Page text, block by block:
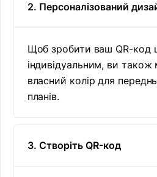
2. Персоналізований
Щоб зробити ваш QR-код
індивідуальним, ви
власний колір для
планів.
3. Створіть QR-код